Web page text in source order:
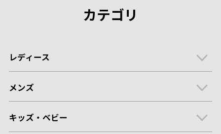
カテゴリ
レディース
メンズ
キッズ・ベビー